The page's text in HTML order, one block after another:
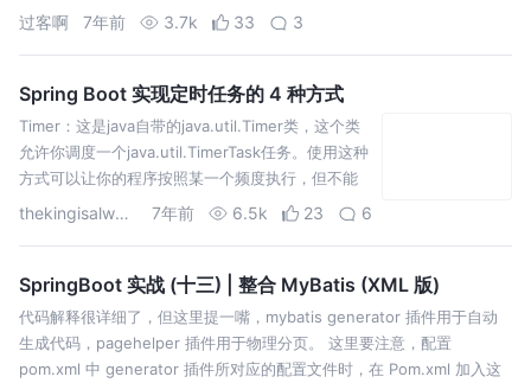
注册中心的服务注册，发现，下线，上线的概念。 NamSe…
过客啊 7年前 3.7k 33 3
Spring Boot 实现定时任务的 4 种方式
Timer：这是java自带的java.util.Timer类，这个类
允许你调度一个java.util.TimerTask任务。使用这种
方式可以让你的程序按照某一个频度执行，但不能
在指定时间运行。一般用的较少。
thekingisalwayslucky 7年前 6.5k 23 6
SpringBoot 实战 (十三) | 整合 MyBatis (XML 版)
代码解释很详细了，但这里提一嘴，mybatis generator 插件用于自动
生成代码，pagehelper 插件用于物理分页。 这里要注意，配置
pom.xml 中 generator 插件所对应的配置文件时，在 Pom.xml 加入这